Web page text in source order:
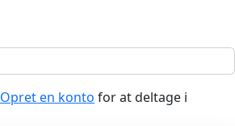
Opret en konto for at deltage i